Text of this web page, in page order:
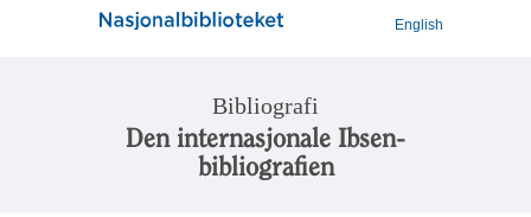
English
Bibliografi
Den internasjonale Ibsen-
bibliografien